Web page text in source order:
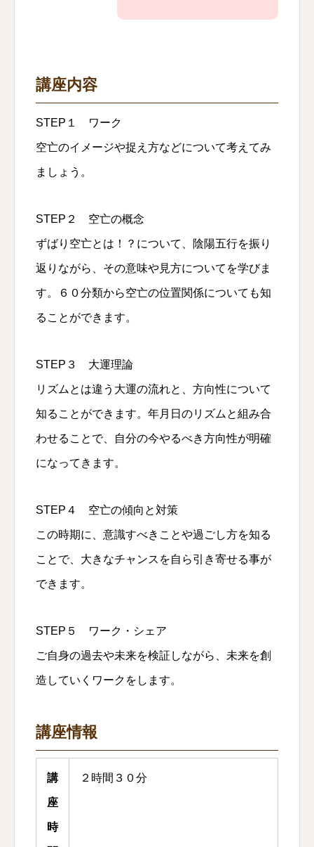
講座内容
STEP１ ワーク
空亡のイメージや捉え方などについて考えてみ
ましょう。
STEP２ 空亡の概念
ずばり空亡とは！？について、陰陽五行を振り
返りながら、その意味や見方についてを学びま
す。６０分類から空亡の位置関係についても知
ることができます。
STEP３ 大運理論
リズムとは違う大運の流れと、方向性について
知ることができます。年月日のリズムと組み合
わせることで、自分の今やるべき方向性が明確
になってきます。
STEP４ 空亡の傾向と対策
この時期に、意識すべきことや過ごし方を知る
ことで、大きなチャンスを自ら引き寄せる事が
できます。
STEP５ ワーク・シェア
ご自身の過去や未来を検証しながら、未来を創
造していくワークをします。
講座情報
講
座
時
２時間３０分